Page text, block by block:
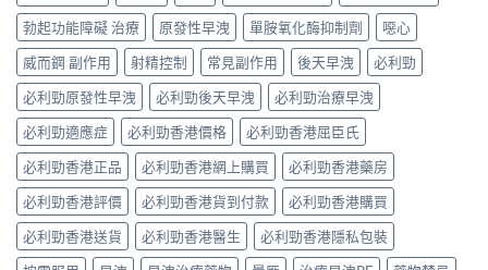
勃起功能障礙 治療
原發性早洩 單胺氧化酶抑制劑
噁心
威而鋼 副作用
射精控制 常見副作用 後天早洩
必利勁
必利勁原發性早洩
必利勁後天早洩
必利勁治療早洩
必利勁適應症
必利勁香港價格
必利勁香港屈臣氏
必利勁香港正品
必利勁香港網上購買
必利勁香港藥房
必利勁香港評價
必利勁香港貨到付款
必利勁香港購買
必利勁香港送貨
必利勁香港醫生
必利勁香港隱私包裝